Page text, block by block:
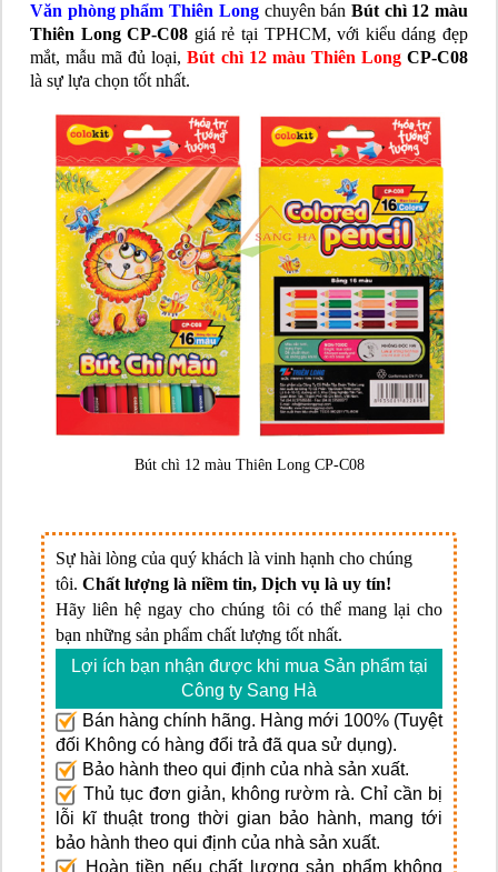
Văn phòng phẩm Thiên Longchuyên bán Bút chì 12 màu
Thiên Long CP-C08 giá rẻ tại TPHCM, với kiểu dáng đẹp
mắt, mẫu mã đủ loại,Bút chì 12 màu Thiên Long CP-C08
là sự lựa chọn tốt nhất.
Bút chì 12 màu Thiên Long CP-C08
Sự hài lòng của quý khách là vinh hạnh cho chúng
tôi. Chất lượng là niềm tin, Dịch vụ là uy tín!
Hãy liên hệ ngay cho chúng tôi có thể mang lại cho
bạn những sản phẩm chất lượng tốt nhất.
Lợi ích bạn nhận được khi mua Sản phẩm tại
Công ty Sang Hà
Bán hàng chính hãng. Hàng mới 100% (Tuyệt
đối Không có hàng đổi trả đã qua sử dụng).
Bảo hành theo qui định của nhà sản xuất.
Thủ tục đơn giản, không rườm rà. Chỉ cần bị
lỗi kĩ thuật trong thời gian bảo hành, mang tới
bảo hành theo qui định của nhà sản xuất.
Hoàn tiền nếu chất lượng sản phẩm không